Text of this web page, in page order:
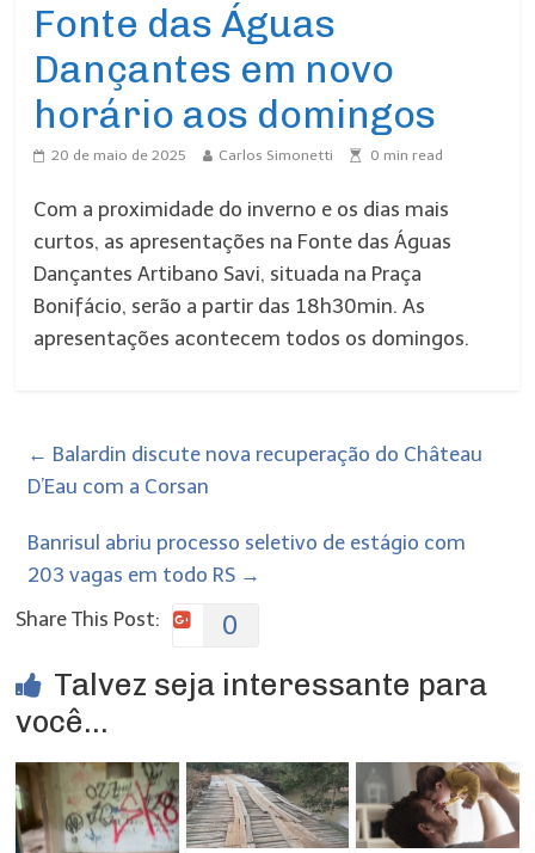
Fonte das Águas
Dançantes em novo
horário aos domingos
20 de maio de 2025 Carlos Simonetti 0 min read
Com a proximidade do inverno e os dias mais
curtos, as apresentações na Fonte das Águas
Dançantes Artibano Savi, situada na Praça
Bonifácio, serão a partir das 18h30min. As
apresentações acontecem todos os domingos.
← Balardin discute nova recuperação do Château
D’Eau com a Corsan
Banrisul abriu processo seletivo de estágio com
203 vagas em todo RS →
Share This Post:
0
Talvez seja interessante para
você...